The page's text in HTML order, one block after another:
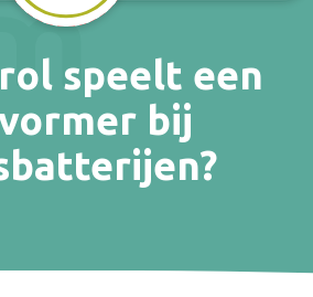
speelt een
bij